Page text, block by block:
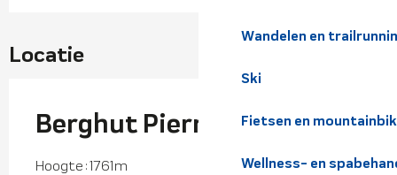
Wandelen en
Ski
Fietsen en
Wellness- en
Locatie
Berghut Pierre du Carre
Hoogte : 1761m